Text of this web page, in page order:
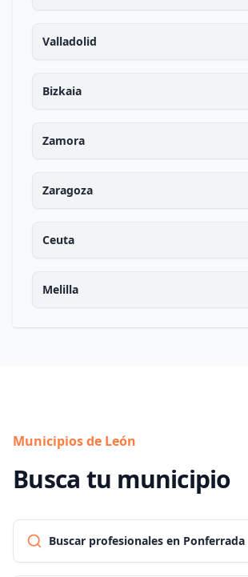
Valladolid
Bizkaia
Zamora
Zaragoza
Ceuta
Melilla
Municipios de León
Busca tu municipio
Buscar profesionales en Ponferrada